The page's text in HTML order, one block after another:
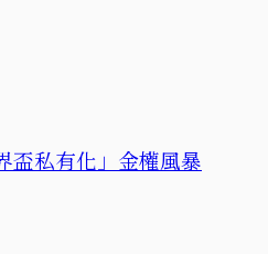
盃私有化」金權風暴